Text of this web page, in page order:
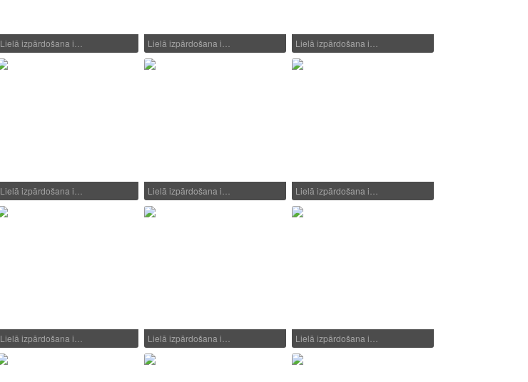
Lielā izpārdošana i… Lielā izpārdošana i… Lielā izpārdošana i…
Lielā izpārdošana i… Lielā izpārdošana i… Lielā izpārdošana i…
Lielā izpārdošana i… Lielā izpārdošana i… Lielā izpārdošana i…